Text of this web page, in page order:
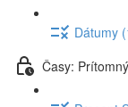
Dátumy
Časy: